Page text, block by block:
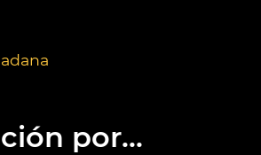
por...